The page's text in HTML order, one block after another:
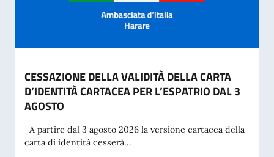
CESSAZIONE DELLA VALIDITÀ DELLA CARTA
D’IDENTITÀ CARTACEA PER L’ESPATRIO DAL 3
AGOSTO
A partire dal 3 agosto 2026 la versione cartacea della
carta di identità cesserà...